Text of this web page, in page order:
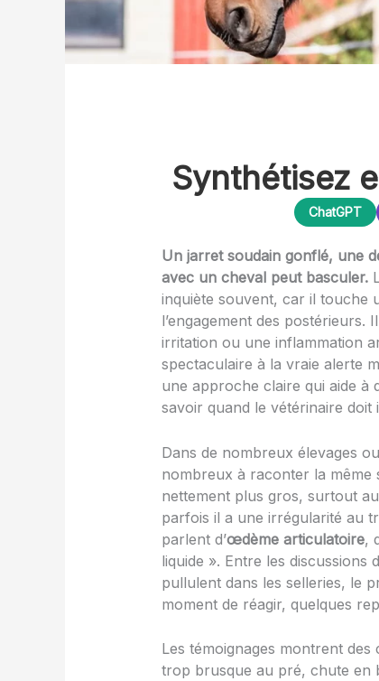
Synthétisez
ChatGPT
Un jarret soudain gonflé, une
avec un cheval peut basculer.
inquiète souvent, car il touche
l’engagement des postérieurs.
irritation ou une inflammation
spectaculaire à la vraie alerte
une approche claire qui aide à
savoir quand le vétérinaire doit
Dans de nombreux élevages
nombreux à raconter la
nettement plus gros, surtout
parfois il a une irrégularité au
parlent d’œdème articulatoire,
liquide ». Entre les discussions
pullulent dans les selleries, le
moment de réagir, quelques
Les témoignages montrent
trop brusque au pré, chute en